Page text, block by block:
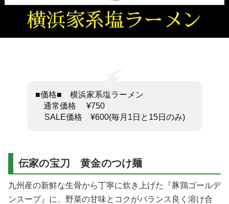
■価格■ 横浜家系塩ラーメン
通常価格 ¥750
SALE価格 ¥600(毎月1日と15日のみ)
伝家の宝刀 黄金のつけ麺
九州産の新鮮な生骨から丁寧に炊き上げた『豚鶏ゴールデ
ンスープ』に、野菜の甘味とコクがバランス良く溶け合